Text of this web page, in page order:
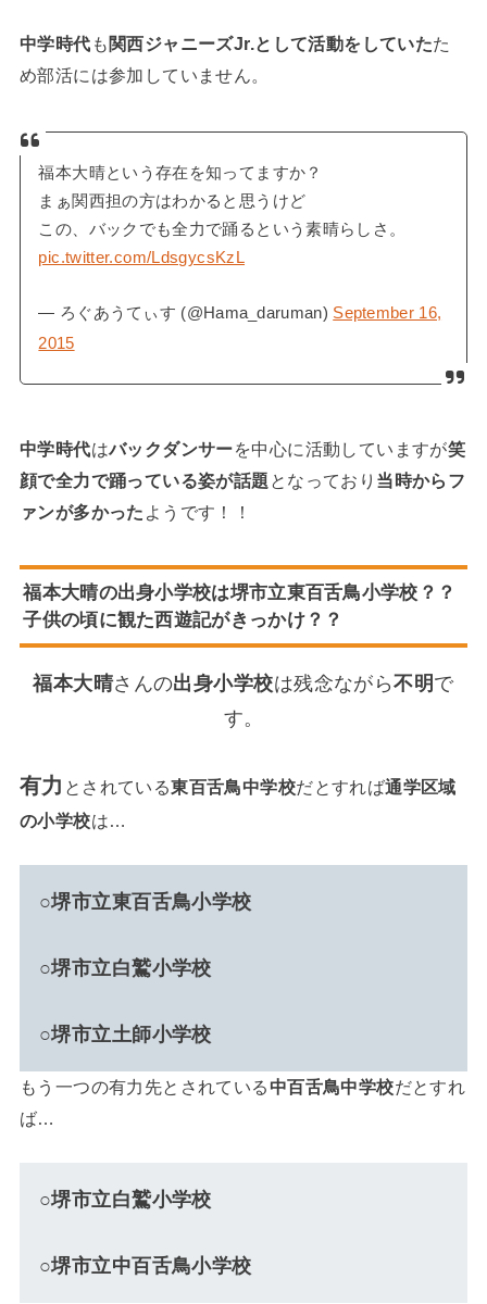
中学時代 も 関西ジャニーズJr.として活動をしていたた
め部活には参加していません。
福本大晴という存在を知ってますか？
まぁ関西担の方はわかると思うけど
この、バックでも全力で踊るという素晴らしさ。
pic.twitter.com/LdsgycsKzL
— ろぐあうてぃす (@Hama_daruman) September 16,
2015
中学時代はバックダンサーを中心に活動していますが笑
顔で全力で踊っている姿が話題 となっており 当時からフ
ァンが多かった ようです！！
福本大晴の出身小学校は堺市立東百舌鳥小学校？？
子供の頃に観た西遊記がきっかけ？？
福本大晴さんの出身小学校は残念ながら不明 で
す。
有力 とされている東百舌鳥中学校だとすれば通学区域
の小学校は…
○堺市立東百舌鳥小学校
○堺市立白鷲小学校
○堺市立土師小学校
もう一つの有力先とされている 中百舌鳥中学校だとすれ
ば…
○堺市立白鷲小学校
○堺市立中百舌鳥小学校